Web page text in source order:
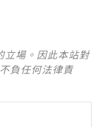
立場。因此本站對
負任何法律責